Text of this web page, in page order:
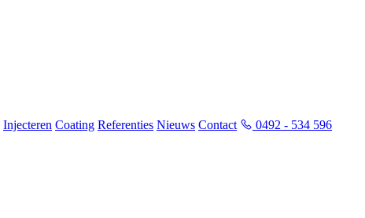
Injecteren Coating Referenties Nieuws Contact 0492 - 534 596